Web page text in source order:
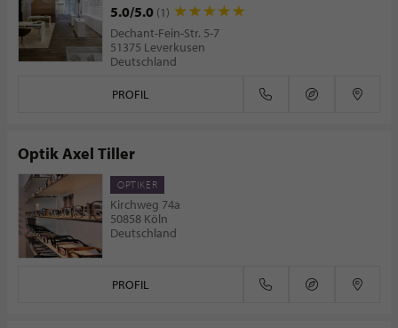
5.0/5.0 (1)
Dechant-Fein-Str. 5-7
51375 Leverkusen
Deutschland
PROFIL
Optik Axel Tiller
OPTIKER
Kirchweg 74a
50858 Köln
Deutschland
PROFIL